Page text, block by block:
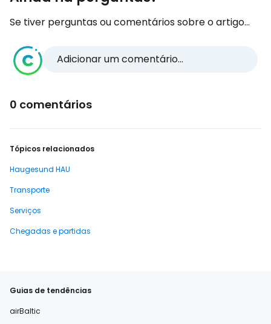
Se tiver perguntas ou comentários sobre o artigo...
Adicionar um comentário...
0 comentários
Tópicos relacionados
Haugesund HAU
Transporte
Serviços
Chegadas e partidas
Guias de tendências
airBaltic